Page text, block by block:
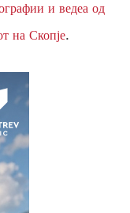
и ведеа од
на Скопје.